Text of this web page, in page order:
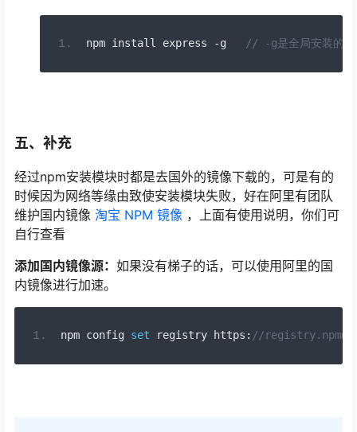
npm install express -g // -g是全局安装的意
五、补充
经过npm安装模块时都是去国外的镜像下载的，可是有的
时候因为网络等缘由致使安装模块失败，好在阿里有团队
维护国内镜像 淘宝 NPM 镜像 ，上面有使用说明，你们可
自行查看
添加国内镜像源： 如果没有梯子的话，可以使用阿里的国
内镜像进行加速。
npm config set registry https : //